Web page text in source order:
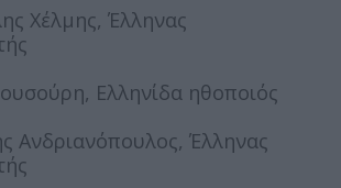
Χέλμης, Έλληνας
Ελληνίδα ηθοποιός
Ανδριανόπουλος, Έλληνας